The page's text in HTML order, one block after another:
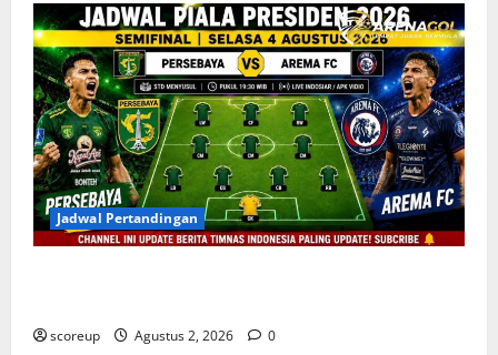
Jadwal Pertandingan
scoreup Agustus 2, 2026 0